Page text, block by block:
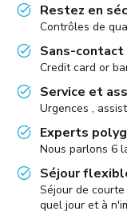
Restez en
Contrôles de
Sans-contact
Credit card or
Service et
Urgences ,
Experts
Nous parlons 6
Séjour
Séjour de
quel jour et à